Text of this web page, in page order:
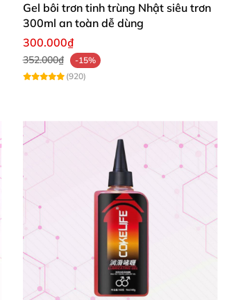
Gel bôi trơn tinh trùng Nhật siêu trơn
300ml an toàn dễ dùng
300.000₫
352.000₫
-15%
(920)